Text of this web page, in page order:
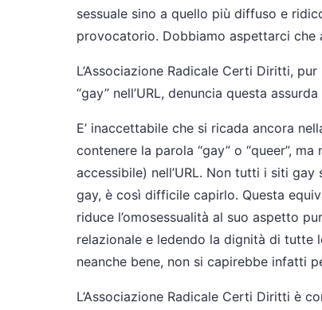
sessuale sino a quello più diffuso e
provocatorio. Dobbiamo aspettarci che
L’Associazione Radicale Certi Diritti,
“gay” nell’URL, denuncia questa
E’ inaccettabile che si ricada ancora
contenere la parola “gay” o “queer”,
accessibile) nell’URL. Non tutti i siti
gay, è così difficile capirlo. Questa
riduce l’omosessualità al suo aspetto
relazionale e ledendo la dignità di tutte
neanche bene, non si capirebbe infatti
L’Associazione Radicale Certi Diritti è